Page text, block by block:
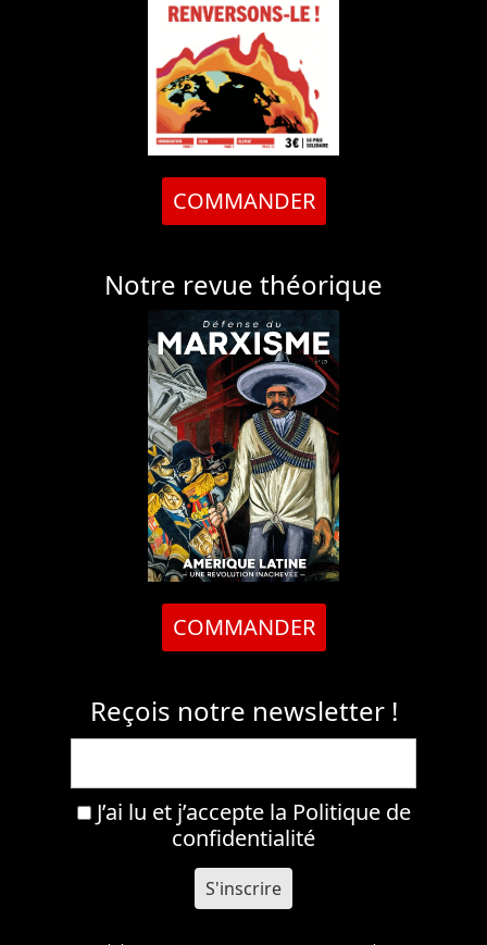
COMMANDER
Notre revue théorique
COMMANDER
Reçois notre newsletter !
J’ai lu et j’accepte la Politique de
confidentialité